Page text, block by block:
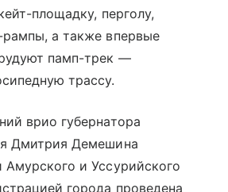
площадку, перголу,
а также впервые
памп-трек —
трассу.
врио губернатора
Дмитрия Демешина
Амурского и Уссурийского
города проведена